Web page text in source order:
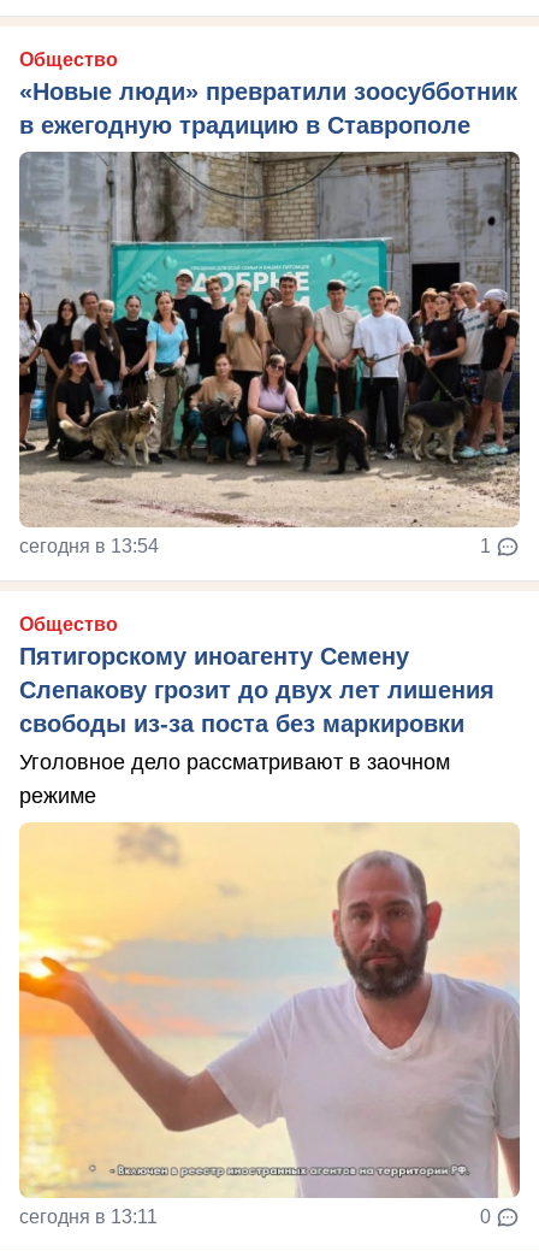
Общество
«Новые люди» превратили зоосубботник
в ежегодную традицию в Ставрополе
сегодня в 13:54 1
Общество
Пятигорскому иноагенту Семену
Слепакову грозит до двух лет лишения
свободы из-за поста без маркировки
Уголовное дело рассматривают в заочном
режиме
сегодня в 13:11 0